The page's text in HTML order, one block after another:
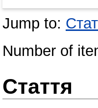
Jump to:
Number of
Стаття